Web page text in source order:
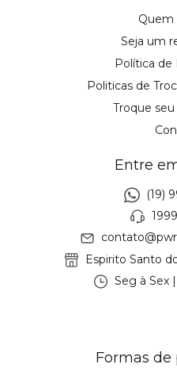
Quem
Seja um
Política de
Politicas de
Troque
Entre
(19)
Espirito Santo
Seg à Sex
Formas